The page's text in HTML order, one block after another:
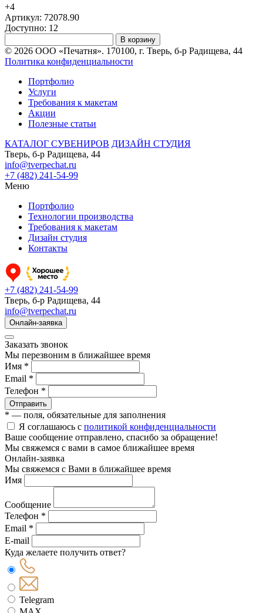
+4
Артикул: 72078.90
Доступно: 12
В корзину
© 2026 ООО «Печатня». 170100, г. Тверь, б-р Радищева, 44
Политика конфиденциальности
Портфолио
Услуги
Требования к макетам
Акции
Полезные статьи
КАТАЛОГ СУВЕНИРОВ ДИЗАЙН СТУДИЯ
Тверь, б-р Радищева, 44
info@tverpechat.ru
+7 (482) 241-54-99
Меню
Портфолио
Технологии производства
Требования к макетам
Дизайн студия
Контакты
+7 (482) 241-54-99
Тверь, б-р Радищева, 44
info@tverpechat.ru
Онлайн-заявка
Заказать звонок
Мы перезвоним в ближайшее время
Имя *
Email *
Телефон *
Отправить
* — поля, обязательные для заполнения
Я соглашаюсь с политикой конфиденциальности
Ваше сообщение отправлено, спасибо за обращение!
Мы свяжемся с вами в самое ближайшее время
Онлайн-заявка
Мы свяжемся с Вами в ближайшее время
Имя
Сообщение
Телефон *
Email *
E-mail
Куда желаете получить ответ?
Telegram